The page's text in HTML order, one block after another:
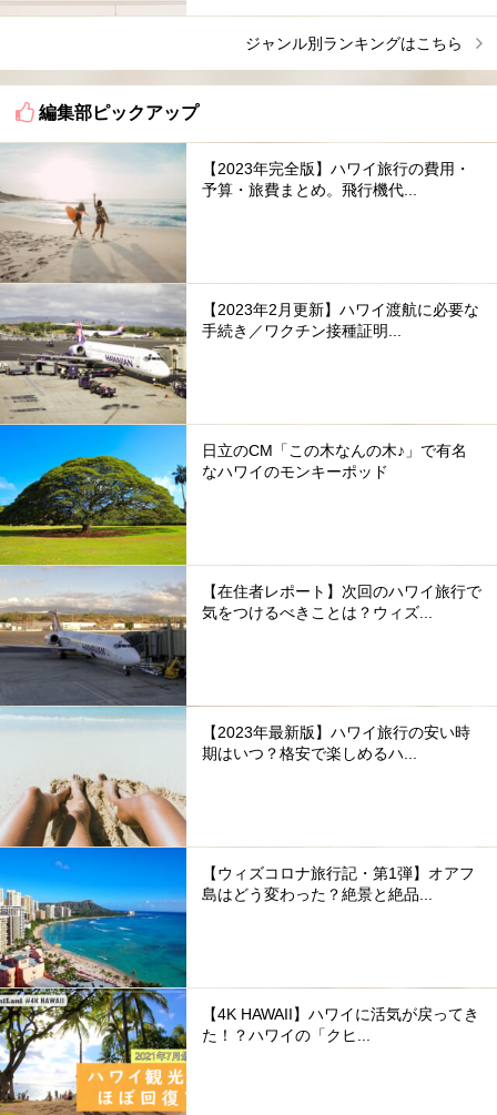
ジャンル別ランキングはこちら
編集部ピックアップ
【2023年完全版】ハワイ旅行の費用・
予算・旅費まとめ。飛行機代...
【2023年2月更新】ハワイ渡航に必要な
手続き／ワクチン接種証明...
日立のCM「この木なんの木♪」で有名
なハワイのモンキーポッド
【在住者レポート】次回のハワイ旅行で
気をつけるべきことは？ウィズ...
【2023年最新版】ハワイ旅行の安い時
期はいつ？格安で楽しめるハ...
【ウィズコロナ旅行記・第1弾】オアフ
島はどう変わった？絶景と絶品...
【4K HAWAII】ハワイに活気が戻ってき
た！？ハワイの「クヒ...